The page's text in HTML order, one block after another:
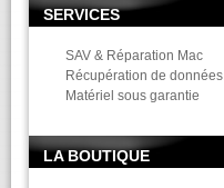
SERVICES
SAV & Réparation Mac
Récupération de données
Matériel sous garantie
LA BOUTIQUE